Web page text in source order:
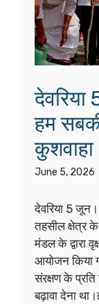
देवरिया
हम
कुशवाहा
June 5, 2026
देवरिया 5 जून।
तहसील क्षेत्र के
मंडल के द्वारा
आयोजन किया
संरक्षण के
बढ़ावा देना